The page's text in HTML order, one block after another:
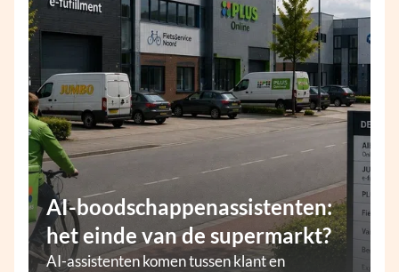
AI-boodschappenassistenten:
het einde van de supermarkt?
AI-assistenten komen tussen klant en